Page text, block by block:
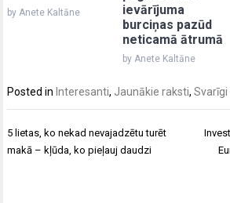
by Anete Kaltāne
ievārījuma
burciņas pazūd
neticamā ātrumā
by Anete Kaltāne
Posted in Interesanti, Jaunākie raksti,Svarīgi
Post
navigation
5 lietas, ko nekad nevajadzētu turēt
makā – kļūda, ko pieļauj daudzi